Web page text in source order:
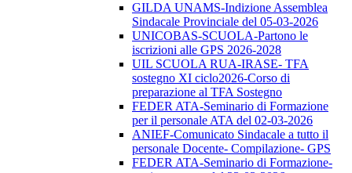
GILDA UNAMS-Indizione Assemblea
Sindacale Provinciale del 05-03-2026
UNICOBAS-SCUOLA-Partono le
iscrizioni alle GPS 2026-2028
UIL SCUOLA RUA-IRASE- TFA
sostegno XI ciclo2026-Corso di
preparazione al TFA Sostegno
FEDER ATA-Seminario di Formazione
per il personale ATA del 02-03-2026
ANIEF-Comunicato Sindacale a tutto il
personale Docente- Compilazione- GPS
FEDER ATA-Seminario di Formazione-